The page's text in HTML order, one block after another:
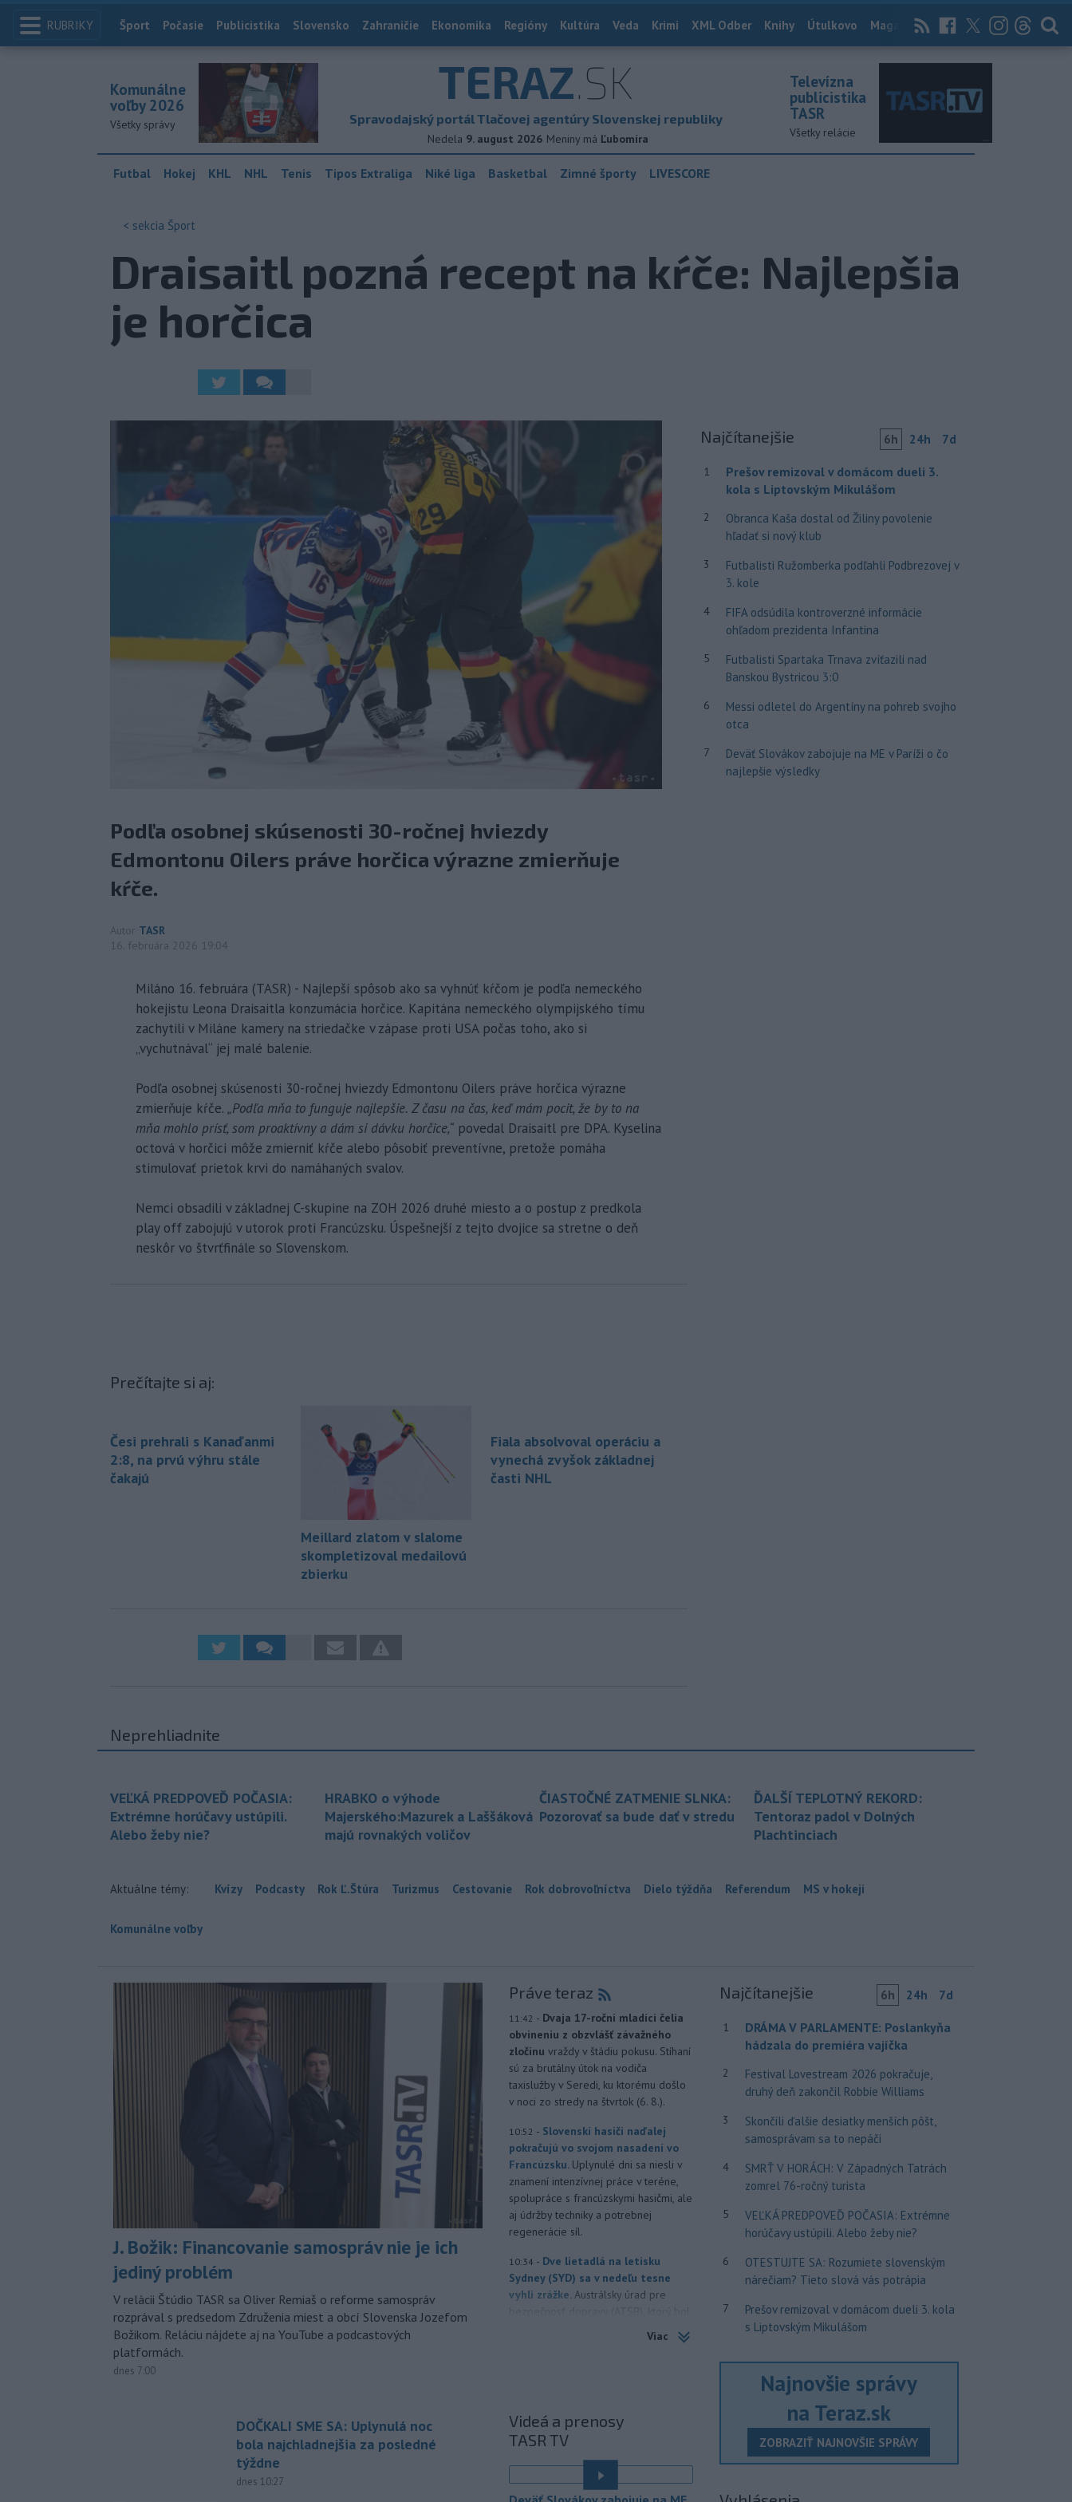
RUBRIKY Index
Šport Počasie Publicistika Slovensko Zahraničie Ekonomika Regióny Kultúra Veda Krimi XML Odber Knihy Útulkovo Magazín News Now Archív
TERAZ.SK
Spravodajský portál Tlačovej agentúry Slovenskej republiky
Nedela 9. august 2026 Meniny má Ľubomíra
Komunálne
voľby 2026
Všetky správy
Televízna
publicistika
TASR
Všetky relácie
Futbal Hokej KHL NHL Tenis Tipos Extraliga Niké liga Basketbal Zimné športy LIVESCORE
< sekcia Šport
Draisaitl pozná recept na kŕče: Najlepšia
je horčica
Podľa osobnej skúsenosti 30-ročnej hviezdy
Edmontonu Oilers práve horčica výrazne zmierňuje
kŕče.
Autor TASR
16. februára 2026 19:04
Miláno 16. februára (TASR) - Najlepší spôsob ako sa vyhnúť kŕčom je podľa nemeckého
hokejistu Leona Draisaitla konzumácia horčice. Kapitána nemeckého olympijského tímu
zachytili v Miláne kamery na striedačke v zápase proti USA počas toho, ako si
„vychutnával“ jej malé balenie.
Podľa osobnej skúsenosti 30-ročnej hviezdy Edmontonu Oilers práve horčica výrazne
zmierňuje kŕče. „Podľa mňa to funguje najlepšie. Z času na čas, keď mám pocit, že by to na
mňa mohlo prísť, som proaktívny a dám si dávku horčice,“ povedal Draisaitl pre DPA. Kyselina
octová v horčici môže zmierniť kŕče alebo pôsobiť preventívne, pretože pomáha
stimulovať prietok krvi do namáhaných svalov.
Nemci obsadili v základnej C-skupine na ZOH 2026 druhé miesto a o postup z predkola
play off zabojujú v utorok proti Francúzsku. Úspešnejší z tejto dvojice sa stretne o deň
neskôr vo štvrťfinále so Slovenskom.
Prečítajte si aj:
Česi prehrali s Kanaďanmi
2:8, na prvú výhru stále
čakajú
Meillard zlatom v slalome
skompletizoval medailovú
zbierku
Fiala absolvoval operáciu a
vynechá zvyšok základnej
časti NHL
Najčítanejšie 6h 24h 7d
1
Prešov remizoval v domácom dueli 3.
kola s Liptovským Mikulášom
2
Obranca Kaša dostal od Žiliny povolenie
hľadať si nový klub
3
Futbalisti Ružomberka podľahli Podbrezovej v
3. kole
4
FIFA odsúdila kontroverzné informácie
ohľadom prezidenta Infantina
5
Futbalisti Spartaka Trnava zvíťazili nad
Banskou Bystricou 3:0
6
Messi odletel do Argentíny na pohreb svojho
otca
7
Deväť Slovákov zabojuje na ME v Paríži o čo
najlepšie výsledky
Neprehliadnite
VEĽKÁ PREDPOVEĎ POČASIA:
Extrémne horúčavy ustúpili.
Alebo žeby nie?
HRABKO o výhode
Majerského:Mazurek a Laššáková
majú rovnakých voličov
ČIASTOČNÉ ZATMENIE SLNKA:
Pozorovať sa bude dať v stredu
ĎALŠÍ TEPLOTNÝ REKORD:
Tentoraz padol v Dolných
Plachtinciach
Aktuálne témy: Kvízy Podcasty Rok Ľ.Štúra Turizmus Cestovanie Rok dobrovoľníctva Dielo týždňa Referendum MS v hokeji
Komunálne voľby
J. Božik: Financovanie samospráv nie je ich
jediný problém
V relácii Štúdio TASR sa Oliver Remiaš o reforme samospráv
rozprával s predsedom Združenia miest a obcí Slovenska Jozefom
Božikom. Reláciu nájdete aj na YouTube a podcastových
platformách.
dnes 7:00
DOČKALI SME SA: Uplynulá noc
bola najchladnejšia za posledné
týždne
dnes 10:27
Práve teraz
11:42 - Dvaja 17-roční mladíci čelia
obvineniu z obzvlášť závažného
zločinu vraždy v štádiu pokusu. Stíhaní
sú za brutálny útok na vodiča
taxislužby v Seredi, ku ktorému došlo
v noci zo stredy na štvrtok (6. 8.).
10:52 - Slovenskí hasiči naďalej
pokračujú vo svojom nasadení vo
Francúzsku. Uplynulé dni sa niesli v
znamení intenzívnej práce v teréne,
spolupráce s francúzskymi hasičmi, ale
aj údržby techniky a potrebnej
regenerácie síl.
10:34 - Dve lietadlá na letisku
Sydney (SYD) sa v nedeľu tesne
vyhli zrážke.Austrálsky úrad pre
o tomto incidente informovaný, začal
až deväť stupňov Celzia, v dolinách a
kotlinách bolo ešte chladnejšie.
Slovenský hydrometeorologický ústav
(SHMÚ) o tom informoval na sociálnej
Viac
Videá a prenosy
TASR TV
Najčítanejšie 6h 24h 7d
1
DRÁMA V PARLAMENTE: Poslankyňa
hádzala do premiéra vajíčka
2
Festival Lovestream 2026 pokračuje,
druhý deň zakončil Robbie Williams
3
Skončili ďalšie desiatky menších pôšt,
samosprávam sa to nepáči
4
SMRŤ V HORÁCH: V Západných Tatrách
zomrel 76-ročný turista
5
VEĽKÁ PREDPOVEĎ POČASIA: Extrémne
horúčavy ustúpili. Alebo žeby nie?
6
OTESTUJTE SA: Rozumiete slovenským
nárečiam? Tieto slová vás potrápia
7
Prešov remizoval v domácom dueli 3. kola
s Liptovským Mikulášom
Najnovšie správy
na Teraz.sk
ZOBRAZIŤ NAJNOVŠIE SPRÁVY